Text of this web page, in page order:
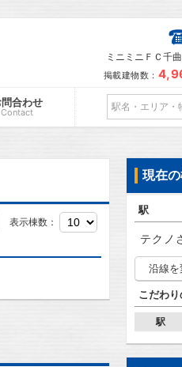
ミニミニＦＣ千
掲載建物数：
問合わせ
Contact
表示棟数：
現在
駅
テクノ
沿線を
こだわ
駅